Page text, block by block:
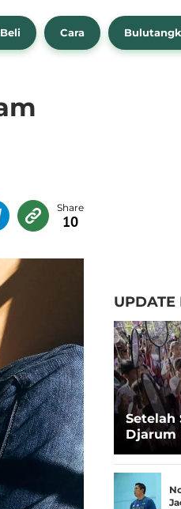
Cara
10
UPDATE
Setelah
Djarum
Talenta